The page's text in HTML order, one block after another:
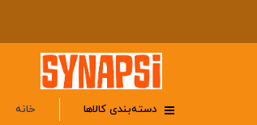
دسته‌بندی کالاها خانه